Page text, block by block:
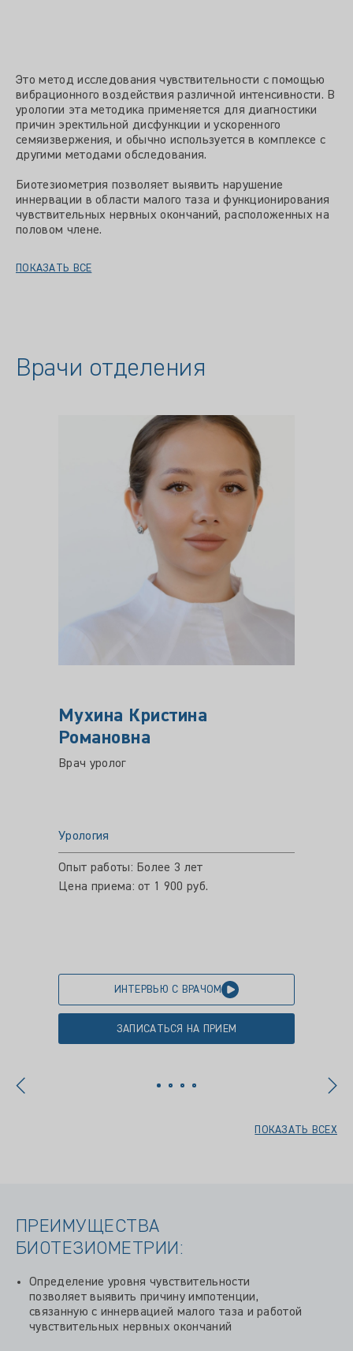
Это метод исследования чувствительности с помощью
вибрационного воздействия различной интенсивности. В
урологии эта методика применяется для диагностики
причин эректильной дисфункции и ускоренного
семяизвержения, и обычно используется в комплексе с
другими методами обследования.
Биотезиометрия позволяет выявить нарушение
иннервации в области малого таза и функционирования
чувствительных нервных окончаний, расположенных на
половом члене.
ПОКАЗАТЬ ВСЕ
Врачи отделения
Мухина Кристина
Романовна
Врач уролог
Урология
Опыт работы: Более 3 лет
Цена приема: от 1 900 руб.
ИНТЕРВЬЮ С ВРАЧОМ
ЗАПИСАТЬСЯ НА ПРИЕМ
ПОКАЗАТЬ ВСЕХ
ПРЕИМУЩЕСТВА
БИОТЕЗИОМЕТРИИ:
Определение уровня чувствительности
позволяет выявить причину импотенции,
связанную с иннервацией малого таза и работой
чувствительных нервных окончаний